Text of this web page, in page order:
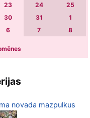
23 24
25
30 31
1
6 7 8
novada mazpulkus